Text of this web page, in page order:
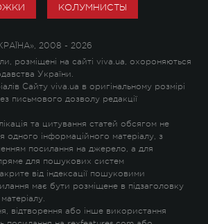
КОЛУМНИСТЫ
2008 - 2026
розміщені на сайті viva.ua, охороняються
України.
Сайту viva.ua в оригінальному розмірі
письмового дозволу редакції
та цитування статей обсягом не
одного інформаційного матеріалу, з
посилання на джерело, а для
для пошукових систем
від індексації пошуковими
має бути розміщене в підзаголовку
відтворення або інше використання